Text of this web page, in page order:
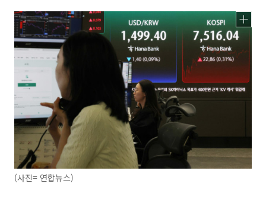
(사진= 연합뉴스)